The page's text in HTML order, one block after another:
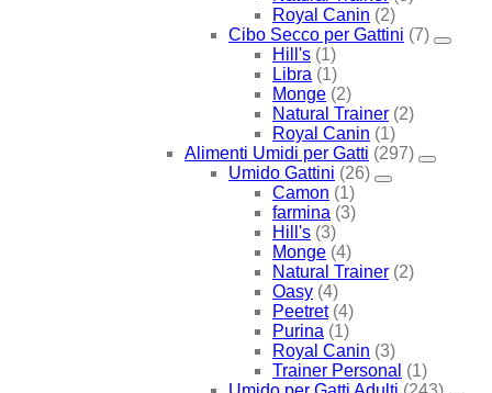
Royal Canin (2)
Cibo Secco per Gattini (7)
Hill's (1)
Libra (1)
Monge (2)
Natural Trainer (2)
Royal Canin (1)
Alimenti Umidi per Gatti (297)
Umido Gattini (26)
Camon (1)
farmina (3)
Hill's (3)
Monge (4)
Natural Trainer (2)
Oasy (4)
Peetret (4)
Purina (1)
Royal Canin (3)
Trainer Personal (1)